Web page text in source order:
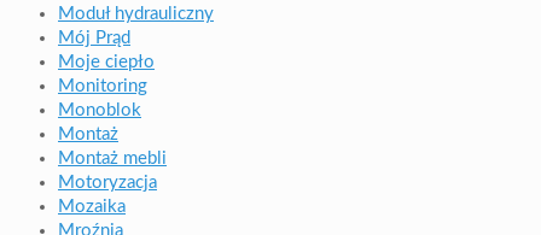
Moduł hydrauliczny
Mój Prąd
Moje ciepło
Monitoring
Monoblok
Montaż
Montaż mebli
Motoryzacja
Mozaika
Mroźnia